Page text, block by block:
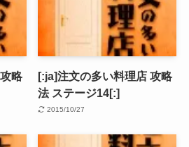
略
[:ja]注文の多い料理店 攻略
法 ステージ14[:]
2015/10/27